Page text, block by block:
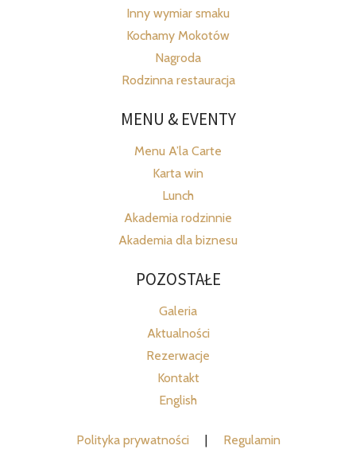
Inny wymiar smaku
Kochamy Mokotów
Nagroda
Rodzinna restauracja
MENU & EVENTY
Menu A’la Carte
Karta win
Lunch
Akademia rodzinnie
Akademia dla biznesu
POZOSTAŁE
Galeria
Aktualności
Rezerwacje
Kontakt
English
Polityka prywatności Regulamin